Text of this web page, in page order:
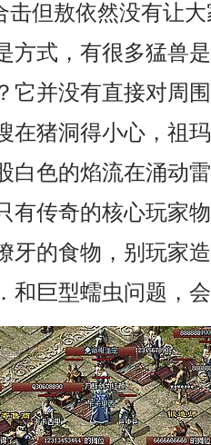
但敖依然没有让
方式，有很多猛兽
它并没有直接对周
猪洞得小心，祖
白色的焰流在涌动
有传奇的核心玩家
牙的食物，别玩家
和巨型蠕虫问题，